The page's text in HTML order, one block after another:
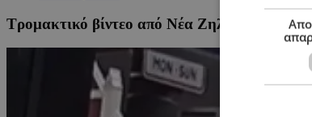
Τρομακτικό βίντεο από Νέα Ζηλανδία: